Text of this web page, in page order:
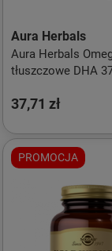
Aura Herbals
Aura Herbals
tłuszczowe DHA
EPA 700 mg w
37,71 zł
PROMOCJA